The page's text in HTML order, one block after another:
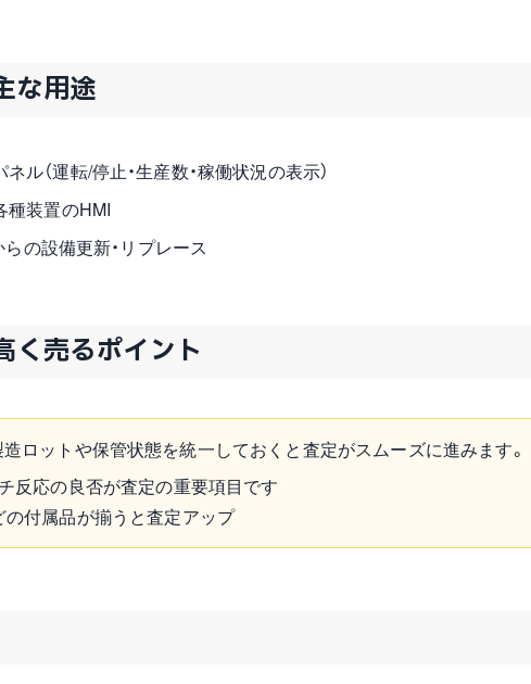
な用途
ル（運転/停止・生産数・稼働状況の表示）
種装置のHMI
らの設備更新・リプレース
売るポイント
ロットや保管状態を統一しておくと査定がスムーズに進みます。
反応の良否が査定の重要項目です
の付属品が揃うと査定アップ